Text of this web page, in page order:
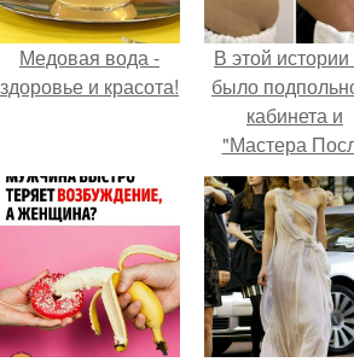
Медовая вода -
здоровье и красота!
В этой
было
кабинета и
"Мастера
Курсов".